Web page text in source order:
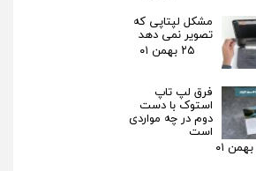
مشکل لپتاپی که
تصویر نمی دهد
۲۵ بهمن ۰۱
فرق لپ‌ تاپ
استوک با دست
دوم در چه مواردی
است